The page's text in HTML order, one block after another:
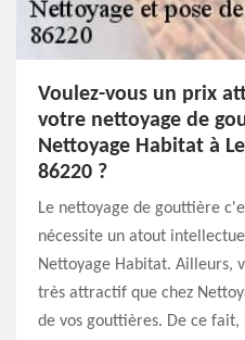
Voulez-vous un prix
votre nettoyage de
Nettoyage Habitat à
86220 ?
Le nettoyage de gouttière
nécessite un atout
Nettoyage Habitat. Ailleurs,
très attractif que chez
de vos gouttières. De ce fait,